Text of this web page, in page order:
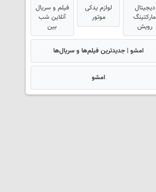
دیجیتال
مارکتینگ
رویش
لوازم یدکی
موتور
فیلم و سریال
آنلاین شب
بین
امشو | جدیدترین فیلم‌ها و سریال‌ها
امشو